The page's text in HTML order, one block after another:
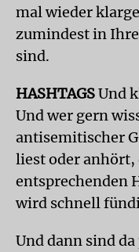
mal wieder
zumindest in
sind.
HASHTAGSUnd
Und wer gern
antisemitischer
liest oder anhört,
entsprechenden
wird schnell
Und dann sind